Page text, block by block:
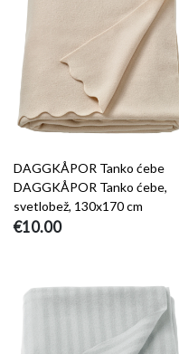
DAGGKÅPOR Tanko ćebe
DAGGKÅPOR Tanko ćebe,
svetlobež, 130x170 cm
€10.00